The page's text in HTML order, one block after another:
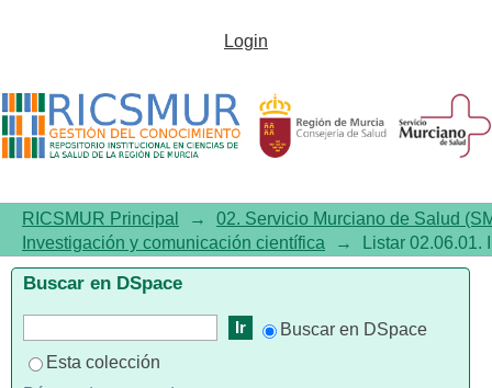
Listar02.06.01. Investigación y
tema
Login
RICSMUR Principal →
02. Servicio Murciano de Salud
Investigación y comunicación científica
→ Listar 02.06.01.
Buscar en DSpace
Buscar en DSpace
Esta colección